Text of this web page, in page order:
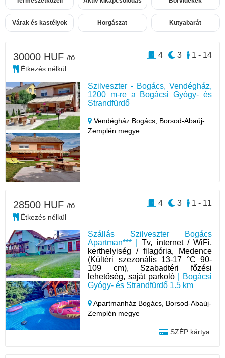
Várak és kastélyok Horgászat Kutyabarát
Szilveszter - Bogács, Vendégház,
1200 m-re a Bogácsi Gyógy- és
Strandfürdő
Vendégház Bogács, Borsod-Abaúj-
Zemplén megye
30000 HUF /fő
Étkezés nélkül
1 - 14
3
4
Szállás Szilveszter Bogács
Apartman*** |Tv, internet / WiFi,
kerthelyiség / filagória, Medence
(Kültéri szezonális 13-17 °C 90-
109 cm), Szabadtéri főzési
lehetőség, saját parkoló | Bogácsi
Gyógy- és Strandfürdő 1.5 km
Apartmanház Bogács, Borsod-Abaúj-
Zemplén megye
SZÉP kártya
28500 HUF /fő
Étkezés nélkül
1 - 11
3
4